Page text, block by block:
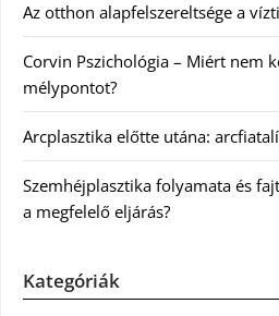
Az otthon alapfelszereltsége a
Corvin Pszichológia – Miért nem
mélypontot?
Arcplasztika előtte utána:
Szemhéjplasztika folyamata és
a megfelelő eljárás?
Kategóriák